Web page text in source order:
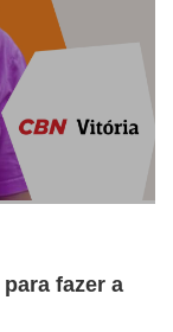
fazer a